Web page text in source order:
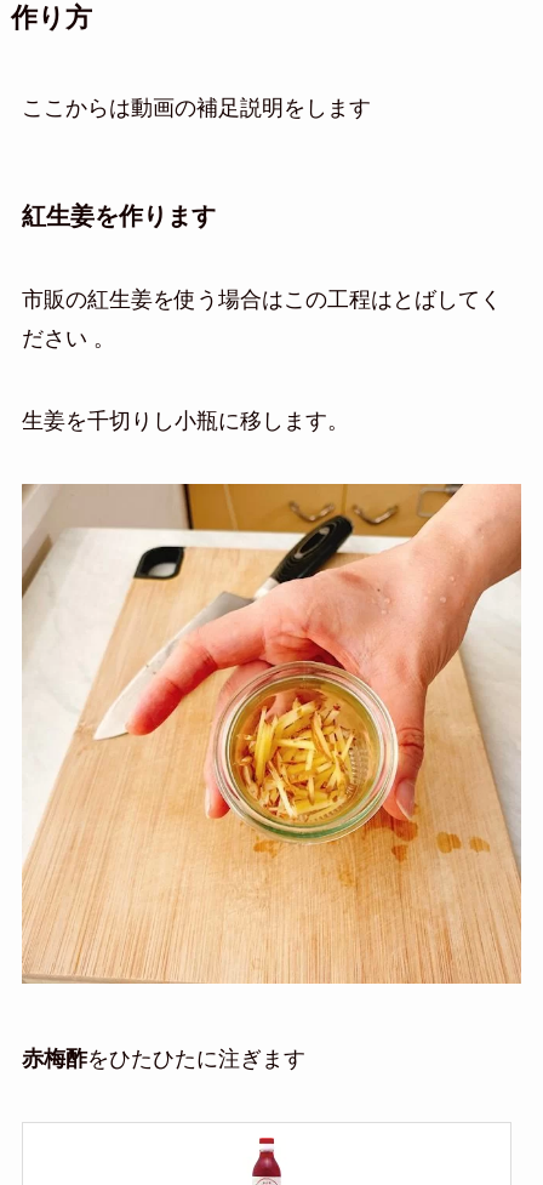
作り方
ここからは動画の補足説明をします
紅生姜を作ります
市販の紅生姜を使う場合はこの工程はとばしてく
ださい 。
生姜を千切りし小瓶に移します。
赤梅酢をひたひたに注ぎます